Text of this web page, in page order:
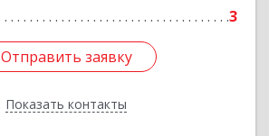
3
Отправить заявку
Показать контакты
Отправить заявку
Назад